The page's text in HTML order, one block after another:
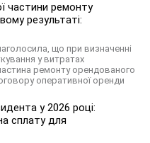
частини ремонту
результаті:
що при визначенні
у витратах
ремонту орендованого
оперативної оренди
у 2026 році:
сплату для